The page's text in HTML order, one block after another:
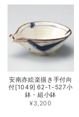
安南赤絵楽描き手付向
付[1049] 62-1-527小
鉢・組小鉢
¥3,200